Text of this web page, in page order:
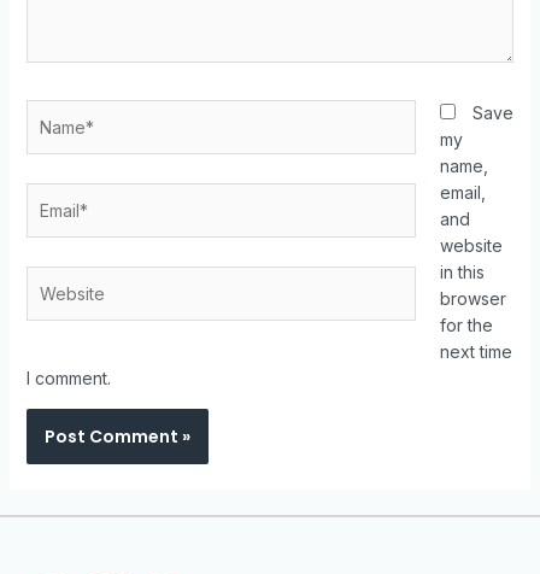
Save
my
name,
email,
and
website
in this
browser
for the
next time
I comment.